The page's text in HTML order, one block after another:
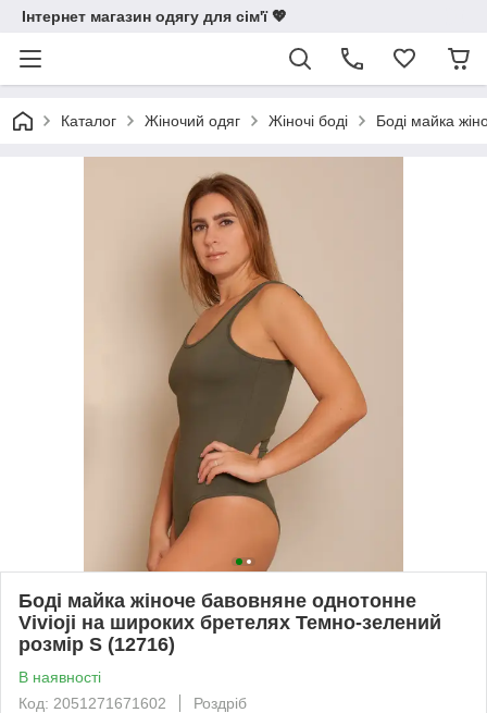
Інтернет магазин одягу для сім'ї 💖
Каталог Жіночий одяг Жіночі боді Боді майка
Боді майка жіноче бавовняне однотонне
Vivioji на широких бретелях Темно-зелений
розмір S (12716)
В наявності
Код: 2051271671602
Роздріб